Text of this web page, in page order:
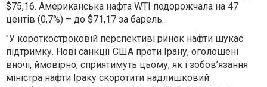
$75,16. Американська нафта WTI подорожчала на 47
центів (0,7%) – до $71,17 за барель.
"У короткостроковій перспективі ринок нафти шукає
підтримку. Нові санкції США проти Ірану, оголошені
вночі, ймовірно, сприятимуть цьому, як і зобов’язання
міністра нафти Іраку скоротити надлишковий